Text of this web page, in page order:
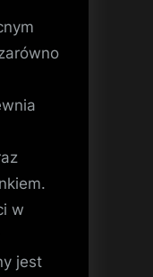
w
jest